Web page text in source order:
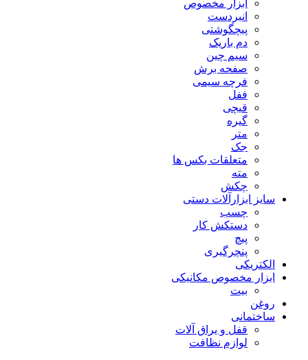
ابزار مخصوص
انبردست
پیچگوشتی
دم باریک
سیم چین
صفحه برش
فرچه سیمی
ففل
قیچی
گیره
متر
جک
متعلقات بکس ها
مته
چکش
سایز ابزارآلات دستی
چسب
دستکش کار
پیچ
پنچرگیری
الکتریکی
ابزار مخصوص مکانیکی
بیت
روغن
ساختمانی
قفل و یراق آلات
لوازم نظافت